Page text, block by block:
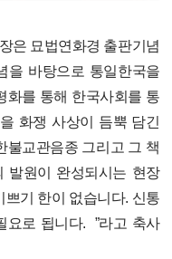
은 묘법연화경 출판기념
을 바탕으로 통일한국을
화를 통해 한국사회를 통
화쟁 사상이 듬뿍 담긴
불교관음종 그리고 그 책
발원이 완성되시는 현장
쁘기 한이 없습니다. 신통
요로 됩니다. ”라고 축사